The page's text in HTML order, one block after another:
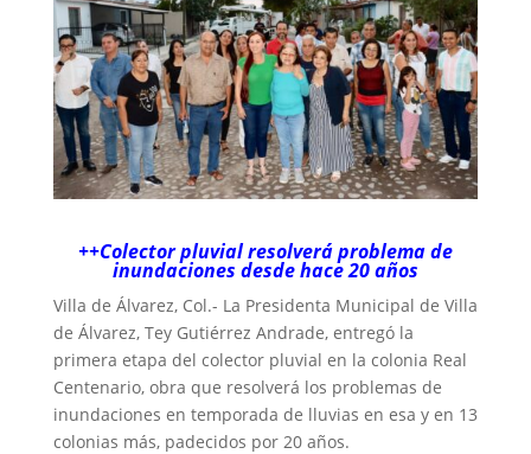
++Colector pluvial resolverá problema de
inundaciones desde hace 20 años
Villa de Álvarez, Col.- La Presidenta Municipal de Villa
de Álvarez, Tey Gutiérrez Andrade, entregó la
primera etapa del colector pluvial en la colonia Real
Centenario, obra que resolverá los problemas de
inundaciones en temporada de lluvias en esa y en 13
colonias más, padecidos por 20 años.